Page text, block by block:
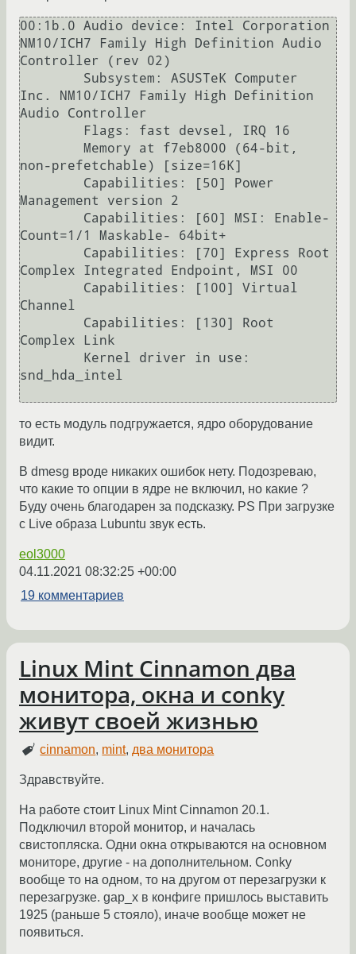
00:1b.0 Audio device: Intel Corporation
NM10/ICH7 Family High Definition Audio
Controller (rev 02)
Inc. NM10/ICH7 Family High Definition
Audio Controller
non-prefetchable) [size=16K]
Management version 2
Count=1/1 Maskable- 64bit+
Complex Integrated Endpoint, MSI 00
Channel
Complex Link
snd_hda_intel
то есть модуль подгружается, ядро оборудование
видит.
В dmesg вроде никаких ошибок нету. Подозреваю,
что какие то опции в ядре не включил, но какие ?
Буду очень благодарен за подсказку. PS При загрузке
с Live образа Lubuntu звук есть.
eol3000
04.11.2021 08:32:25 +00:00
19 комментариев
Linux Mint Cinnamon два
монитора, окна и conky
живут своей жизнью
cinnamon, mint, два монитора
Здравствуйте.
На работе стоит Linux Mint Cinnamon 20.1.
Подключил второй монитор, и началась
свистопляска. Одни окна открываются на основном
мониторе, другие - на дополнительном. Conky
вообще то на одном, то на другом от перезагрузки к
перезагрузке. gap_x в конфиге пришлось выставить
1925 (раньше 5 стояло), иначе вообще может не
появиться.